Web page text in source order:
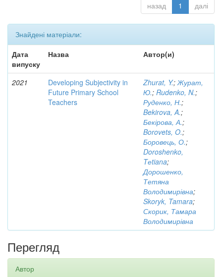
назад 1 далі
Знайдені матеріали:
Дата
випуску
Назва Автор(и)
2021
Developing Subjectivity in
Future Primary School
Teachers
Zhurat, Y.;Журат,
Ю.; Rudenko, N.;
Руденко, Н.;
Bekirova, A.;
Бекірова, А.;
Borovets, O.;
Боровець, О.;
Doroshenko,
Tеtiana;
Дорошенко,
Тетяна
Володимирівна;
Skoryk, Tamara;
Скорик, Тамара
Володимирівна
Перегляд
Автор